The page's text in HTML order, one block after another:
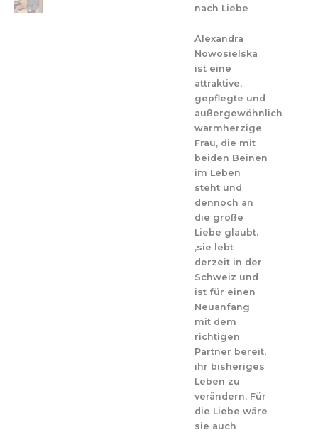
nach Liebe
Alexandra
Nowosielska
ist eine
attraktive,
gepflegte und
außergewöhnlich
warmherzige
Frau, die mit
beiden Beinen
im Leben
steht und
dennoch an
die große
Liebe glaubt.
,sie lebt
derzeit in der
Schweiz und
ist für einen
Neuanfang
mit dem
richtigen
Partner bereit,
ihr bisheriges
Leben zu
verändern. Für
die Liebe wäre
sie auch